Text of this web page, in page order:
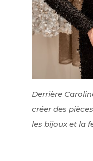
Derrière
créer des
les bijoux et la